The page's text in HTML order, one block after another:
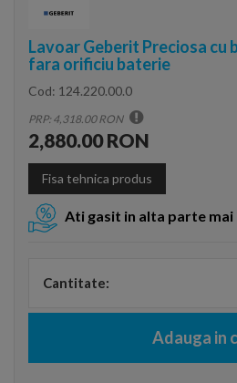
Lavoar Geberit Preciosa cu
fara orificiu baterie
Cod: 124.220.00.0
PRP: 4,318.00 RON
2,880.00 RON
Fisa tehnica produs
Ati gasit in alta parte
Cantitate:
Adauga in